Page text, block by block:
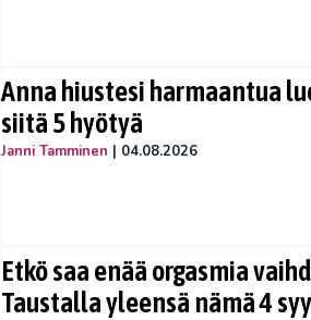
Anna hiustesi harmaantua
siitä 5 hyötyä
Janni Tamminen | 04.08.2026
Etkö saa enää orgasmia
Taustalla yleensä nämä 4